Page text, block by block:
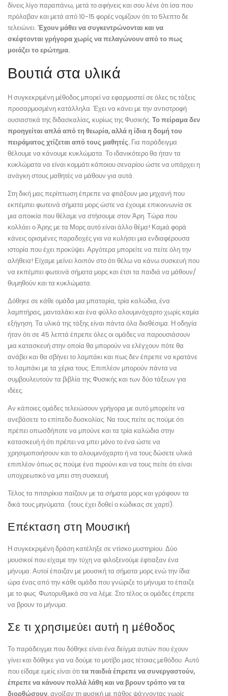
δίνεις λίγο παραπάνω, μετά το αφήνεις και σου λένε ότι ίσα που
πρόλαβαν και μετά από 10-15 φορές νομίζουν ότι το 5λεπτο δε
τελειώνει. Έχουν μάθει να συγκεντρώνονται και να
σκέφτονται γρήγορα χωρίς να πελαγώνουν από το πως
μοιάζει το ερώτημα.
Βουτιά στα υλικά
Η συγκεκριμένη μέθοδος μπορεί να εφαρμοστεί σε όλες τις τάξεις
προσαρμοσμένη κατάλληλα. Έχει να κάνει με την αντιστροφή
ουσιαστικά της διδασκαλίας, κυρίως της Φυσικής. Το πείραμα δεν
προηγείται απλά από τη θεωρία, αλλά η ίδια η δομή του
πειράματος χτίζεται από τους μαθητές. Για παράδειγμα
θέλουμε να κάνουμε κυκλώματα. Το ιδανικότερο θα ήταν τα
κυκλώματα να είναι κομμάτι κάποιου σεναρίου ώστε να υπάρχει η
ανάγκη στους μαθητές να μάθουν για αυτά.
Στη δική μας περίπτωση έπρεπε να φτιάξουν μια μηχανή που
εκπέμπει φωτεινά σήματα μορς ώστε να έχουμε επικοινωνία σε
μια αποικία που θέλαμε να στήσουμε στον Άρη. Τώρα που
κολλάει ο Άρης με τα Μορς αυτό είναι άλλο θέμα! Καμιά φορά
κάνεις ορισμένες παραδοχές για να κυλήσει μια ενδιαφέρουσα
ιστορία που έχει προκύψει. Αργότερα μπορείτε να πείτε όλη την
αλήθεια! Είχαμε μείνει λοιπόν στο ότι θέλω να κάνω συσκευή που
να εκπέμπει φωτεινά σήματα μορς και έτσι τα παιδιά να μάθουν/
θυμηθούν και τα κυκλώματα.
Δόθηκε σε κάθε ομάδα μια μπαταρία, τρία καλώδια, ένα
λαμπτήρας, μανταλάκι και ένα φύλλο αλουμινόχαρτο χωρίς καμία
εξήγηση. Τα υλικά της τάξης είναι πάντα όλα διαθέσιμα. Η οδηγία
ήταν ότι σε 45 λεπτά έπρεπε όλες οι ομάδες να παρουσιάσουν
μια κατασκευή στην οποία θα μπορούν να ελέγχουν πότε θα
ανάβει και θα σβήνει το λαμπάκι και πως δεν έπρεπε να κρατάνε
το λαμπάκι με τα χέρια τους. Επιπλέον μπορούν πάντα να
συμβουλευτούν τα βιβλία της Φυσικής και των δύο τάξεων για
ιδέες.
Αν κάποιες ομάδες τελειώσουν γρήγορα με αυτό μπορείτε να
ανεβάσετε το επίπεδο δυσκολίας. Να τους πείτε ας πούμε ότι
πρέπει οπωσδήποτε να μπούνε και τα τρία καλώδια στην
κατασκευή ή ότι πρέπει να μπει μόνο το ένα ώστε να
χρησιμοποιήσουν και το αλουμινόχαρτο ή να τους δώσετε υλικά
επιπλέον όπως ας πούμε ένα πιρούνι και να τους πείτε ότι είναι
υποχρεωτικό να μπει στη συσκευή.
Τέλος τα πιτσιρίκια παίζουν με τα σήματα μορς και γράφουν τα
δικά τους μηνύματα. (τους έχει δοθεί ο κώδικας σε χαρτί).
Επέκταση στη Μουσική
Η συγκεκριμένη δράση κατέληξε σε ντίσκο μυστηρίου. Δύο
μουσικοί που είχαμε την τύχη να φιλοξενούμε έφτιαξαν ένα
μήνυμα. Αυτοί έπαιζαν με μουσική τα σήματα μορς ενώ την ίδια
ώρα ένας από την κάθε ομάδα που γνώριζε το μήνυμα το έπαιζε
με το φως. Φωτορυθμικά σα να λέμε. Στο τέλος οι ομάδες έπρεπε
να βρουν το μήνυμα.
Σε τι χρησιμεύει αυτή η μέθοδος
Το παράδειγμα που δόθηκε είναι ένα δείγμα αυτών που έχουν
γίνει και δόθηκε για να δούμε το μοτίβο μιας τέτοιας μεθόδου. Αυτό
που είδαμε εμείς είναι ότιτα παιδιά έπρεπε να συνεργαστούν,
έπρεπε να κάνουν πολλά λάθη και να βρουν τρόπο να τα
διορθώσουν, ανοίξαν τη φυσική με πάθος ψάχνοντας χωρίς